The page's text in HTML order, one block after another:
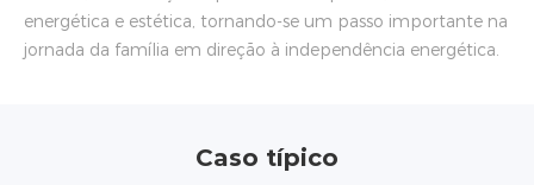
energética e estética, tornando-se um passo importante na
jornada da família em direção à independência energética.
Caso típico